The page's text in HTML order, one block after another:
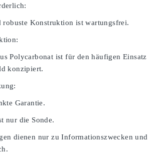
robuste Konstruktion ist wartungsfrei.
Polycarbonat ist für den häufigen Einsatz
konzipiert.
Garantie.
nur die Sonde.
dienen nur zu Informationszwecken und